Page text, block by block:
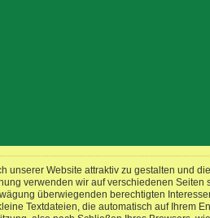
unserer Website attraktiv zu gestalten und
verwenden wir auf verschiedenen
überwiegenden berechtigten
Textdateien, die automatisch auf Ihrem